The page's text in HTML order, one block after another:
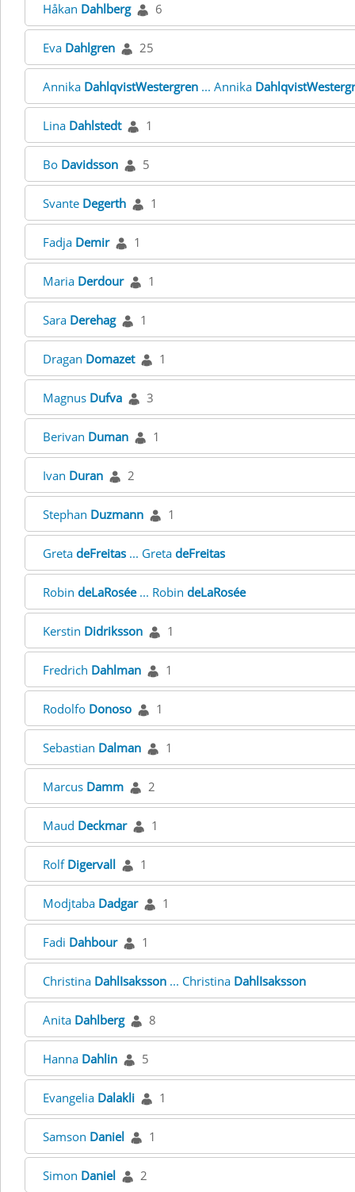
Håkan Dahlberg 6
Eva Dahlgren 25
Annika DahlqvistWestergren ... Annika
Lina Dahlstedt 1
Bo Davidsson 5
Svante Degerth 1
Fadja Demir 1
Maria Derdour 1
Sara Derehag 1
Dragan Domazet 1
Magnus Dufva 3
Berivan Duman 1
Ivan Duran 2
Stephan Duzmann 1
Greta deFreitas ... Greta deFreitas
Robin deLaRosée... Robin deLaRosée
Kerstin Didriksson 1
Fredrich Dahlman 1
Rodolfo Donoso 1
Sebastian Dalman 1
Marcus Damm 2
Maud Deckmar 1
Rolf Digervall 1
Modjtaba Dadgar 1
Fadi Dahbour 1
Christina DahlIsaksson ... Christina DahlIsaksson
Anita Dahlberg 8
Hanna Dahlin 5
Evangelia Dalakli 1
Samson Daniel 1
Simon Daniel 2